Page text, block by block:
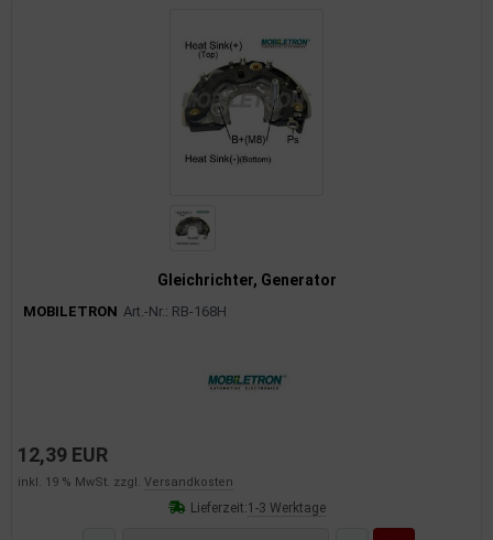
Gleichrichter, Generator
MOBILETRON Art.-Nr.: RB-168H
12,39 EUR
inkl. 19 % MwSt. zzgl. Versandkosten
Lieferzeit:1-3 Werktage